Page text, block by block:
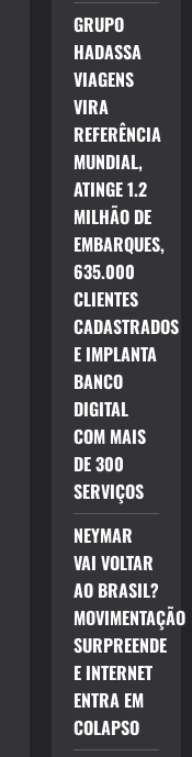
GRUPO
HADASSA
VIAGENS
VIRA
REFERÊNCIA
MUNDIAL,
ATINGE 1.2
MILHÃO DE
EMBARQUES,
635.000
CLIENTES
CADASTRADOS
E IMPLANTA
BANCO
DIGITAL
COM MAIS
DE 300
SERVIÇOS
NEYMAR
VAI VOLTAR
AO BRASIL?
MOVIMENTAÇÃO
SURPREENDE
E INTERNET
ENTRA EM
COLAPSO